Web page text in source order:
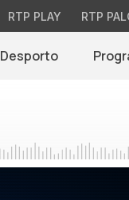
RTP PLAY RTP
Desporto